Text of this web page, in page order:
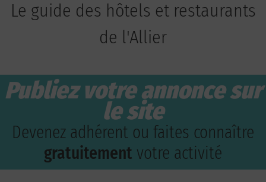
Le guide des hôtels et restaurants
de l'Allier
Publiez votre annonce sur
le site
Devenez adhérent ou faites connaître
gratuitement votre activité